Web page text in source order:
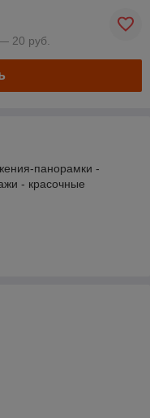
20 руб.
панорамки -
- красочные